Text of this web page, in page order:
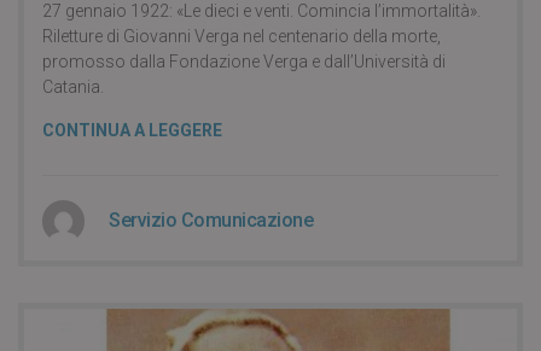
27 gennaio 1922: «Le dieci e venti. Comincia l’immortalità».
Riletture di Giovanni Verga nel centenario della morte,
promosso dalla Fondazione Verga e dall’Università di
Catania.
CONTINUA A LEGGERE
Servizio Comunicazione